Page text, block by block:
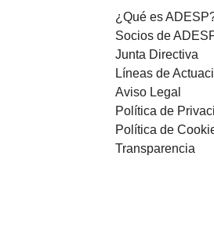
¿Qué es
Socios de
Junta Directiva
Líneas de
Aviso Legal
Política de
Política de
Transparencia